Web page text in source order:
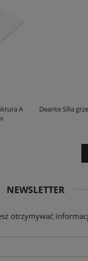
A
Deante Silia
NEWSLETTER
otrzymywać